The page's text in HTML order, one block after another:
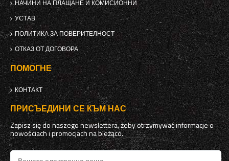
НАЧИНИ НА ПЛАЩАНЕ И КОМИСИОННИ
УСТАВ
ПОЛИТИКА ЗА ПОВЕРИТЕЛНОСТ
ОТКАЗ ОТ ДОГОВОРА
ПОМОГНЕ
КОНТАКТ
ПРИСЪЕДИНИ СЕ КЪМ НАС
Zapisz się do naszego newslettera, żeby otrzymywać informacje o
nowościach i promocjach na bieżąco.